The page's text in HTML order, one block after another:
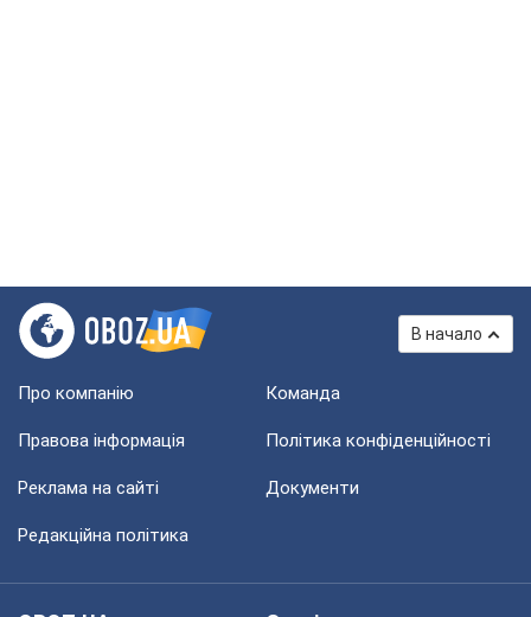
В начало
Про компанію Команда
Правова інформація Політика конфіденційності
Реклама на сайті Документи
Редакційна політика